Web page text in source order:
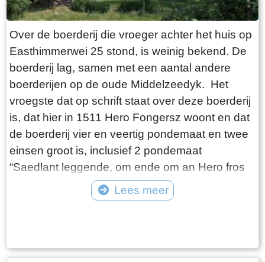
voortgezet, alleen is de plek veranderd. Bakker
Brink kreeg als eerste een telefoon. Als je wilde
bellen kon je daar terecht, of de bakker kwam bij
je langs als er een bericht voor je was. Je wist
toen niet beter, zo was je opgegroeid en het
werkte prima. Het huis bestond uit behalve de
bakkerij, een woonkamer, een woonkeuken,
een slaapkamer en een winkel. De kinderen
sliepen boven op zolder. De oven van de
bakkerij werd in de beginperiode verwarmd door
het verbranden van takken en turf. Later werd
de oven verwarmd door middel van een
Over de boerderij die vroeger achter het huis op
Easthimmerwei 25 stond, is weinig bekend. De
boerderij lag, samen met een aantal andere
boerderijen op de oude Middelzeedyk. Het
vroegste dat op schrift staat over deze boerderij
is, dat hier in 1511 Hero Fongersz woont en dat
de boerderij vier en veertig pondemaat en twee
einsen groot is, inclusief 2 pondemaat
“Saedlant leggende, om ende om an Hero fros
huijs ende Heem“. Het weiland ligt vanaf de
boerderij tot aan de Mieddyk en het “hoijland” ligt
Folsgara naar de Tsjaerddyk om bij het land te
Lees meer